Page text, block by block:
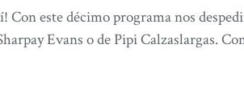
Con este décimo programa nos
Evans o de Pipi Calzaslargas.